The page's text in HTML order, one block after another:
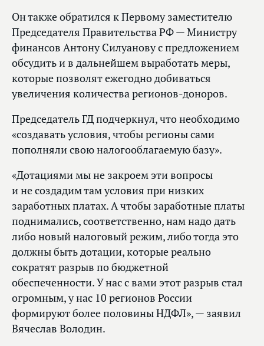
Он также обратился к Первому заместителю
Председателя Правительства РФ — Министру
финансов Антону Силуанову с предложением
обсудить и в дальнейшем выработать меры,
которые позволят ежегодно добиваться
увеличения количества регионов-доноров.
Председатель ГД подчеркнул, что необходимо
«создавать условия, чтобы регионы сами
пополняли свою налогооблагаемую базу».
«Дотациями мы не закроем эти вопросы
и не создадим там условия при низких
заработных платах. А чтобы заработные платы
поднимались, соответственно, нам надо дать
либо новый налоговый режим, либо тогда это
должны быть дотации, которые реально
сократят разрыв по бюджетной
обеспеченности. У нас с вами этот разрыв стал
огромным, у нас 10 регионов России
формируют более половины НДФЛ», — заявил
Вячеслав Володин.